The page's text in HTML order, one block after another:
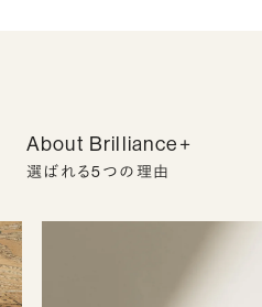
About Brilliance+
選ばれる5つの理由